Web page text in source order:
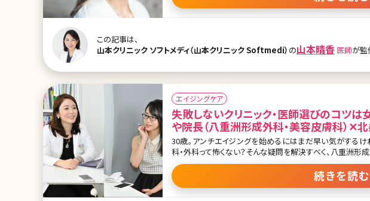
るみは表皮・真皮・皮下脂肪・筋肉・骨まで様々な層の変
この記事は、
山本クリニック ソフトメディ（山本クリニック Softmedi） の山本晴香 医師が監
エイジングケア
失敗しないクリニック・医師選びのコツは
や院長（八重洲形成外科・美容皮膚科）✕
30歳。アンチエイジングを始めるにはまだ早い気がする
科・外科って怖くない？そんな疑問を解決すべく、八重洲
を伺うシリーズ、後編です。かや先生の「美の秘訣」や、信
さんの後編、スタート! ▼原かや先生、北条かやさん対談
早い段階から施術して、40～50代になったときに綺麗でい
続きを読む